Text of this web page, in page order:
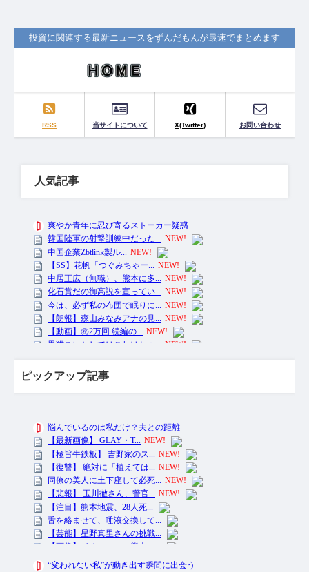
投資に関連する最新ニュースをずんだもんが最速でまとめます
RSS 当サイトについて X(Twitter) お問い合わせ
人気記事
ピックアップ記事